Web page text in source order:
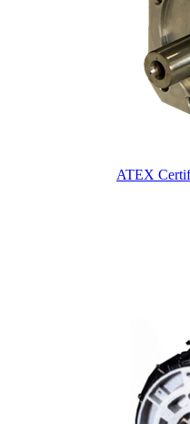
ATEX